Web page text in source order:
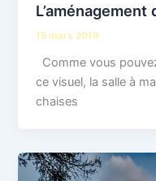
L’aménagement
15 mars 2019
Comme vous
ce visuel, la salle à
chaises